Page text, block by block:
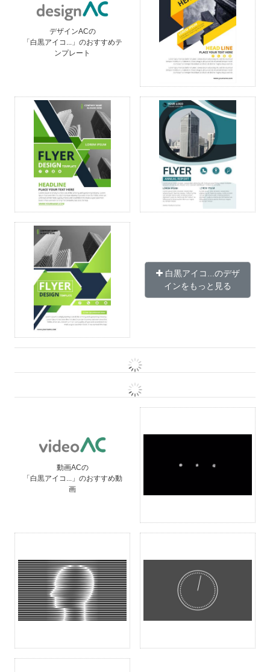
デザインACの
「白黒アイコ...」のおすすめテ
ンプレート
白黒アイコ...のデザ
インをもっと見る
動画ACの
「白黒アイコ...」のおすすめ動
画